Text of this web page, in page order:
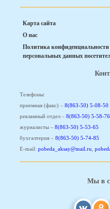
Карта сайта
О нас
Политика
персональных данных
Телефоны:
приемная (факс) – 8(863-50) 5-08-50
рекламный отдел – 8(863-50) 5-58-76
журналисты – 8(863-50) 5-53-65
бухгалтерия – 8(863-50) 5-74-85
E-mail: pobeda_aksay@mail.ru
Мы в